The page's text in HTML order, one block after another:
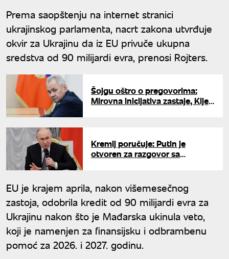
Prema saopštenju na internet stranici
ukrajinskog parlamenta, nacrt zakona utvrđuje
okvir za Ukrajinu da iz EU privuče ukupna
sredstva od 90 milijardi evra, prenosi Rojters.
Šojgu oštro o pregovorima:
Mirovna inicijativa zastaje, Kijev
Kremlj poručuje: Putin je
otvoren za razgovor sa
EU je krajem aprila, nakon višemesečnog
zastoja, odobrila kredit od 90 milijardi evra za
Ukrajinu nakon što je Mađarska ukinula veto,
koji je namenjen za finansijsku i odbrambenu
pomoć za 2026. i 2027. godinu.